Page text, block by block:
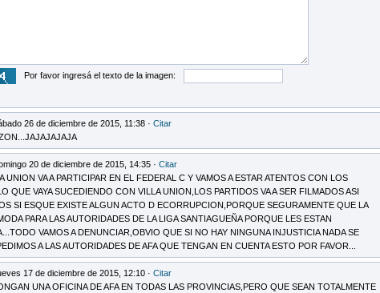
Por favor ingresá el texto de la imagen:
26 de diciembre de 2015, 11:38 · Citar
20 de diciembre de 2015, 14:35 · Citar
UNION VA A PARTICIPAR EN EL FEDERAL C Y VAMOS A ESTAR ATENTOS CON LOS
QUE VAYA SUCEDIENDO CON VILLA UNION,LOS PARTIDOS VA A SER FILMADOS ASI
SI ESQUE EXISTE ALGUN ACTO D ECORRUPCION,PORQUE SEGURAMENTE QUE LA
PARA LAS AUTORIDADES DE LA LIGA SANTIAGUEÑA PORQUE LES ESTAN
VAMOS A DENUNCIAR,OBVIO QUE SI NO HAY NINGUNA INJUSTICIA NADA SE
A LAS AUTORIDADES DE AFA QUE TENGAN EN CUENTA ESTO POR FAVOR...
17 de diciembre de 2015, 12:10 · Citar
UNA OFICINA DE AFA EN TODAS LAS PROVINCIAS,PERO QUE SEAN TOTALMENTE